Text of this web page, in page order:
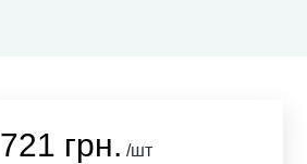
721 грн. /шт